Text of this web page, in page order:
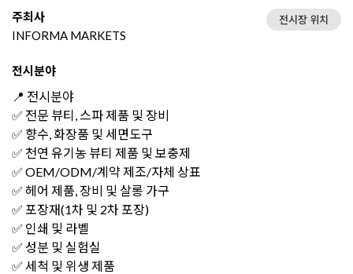
주최사
INFORMA MARKETS
전시장 위치
전시분야
📍 전시분야
✅ 전문 뷰티, 스파 제품 및 장비
✅ 향수, 화장품 및 세면도구
✅ 천연 유기농 뷰티 제품 및 보충제
✅ OEM/ODM/계약 제조/자체 상표
✅ 헤어 제품, 장비 및 살롱 가구
✅ 포장재(1차 및 2차 포장)
✅ 인쇄 및 라벨
✅ 성분 및 실험실
✅ 세척 및 위생 제품